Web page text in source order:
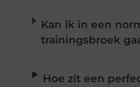
Kan ik in een
trainingsbroek
Hoe zit een